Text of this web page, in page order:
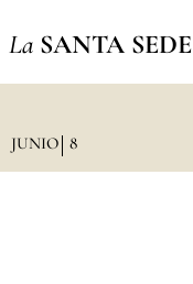
La SANTA SEDE
JUNIO 8